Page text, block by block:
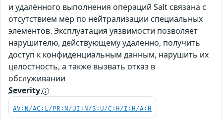
и удалённого выполнения операций Salt связана с
отсутствием мер по нейтрализации специальных
элементов. Эксплуатация уязвимости позволяет
нарушителю, действующему удаленно, получить
доступ к конфиденциальным данным, нарушить их
целостность, а также вызвать отказ в
обслуживании
Severity
AV:N/AC:L/PR:N/UI:N/S:U/C:H/I:H/A:H